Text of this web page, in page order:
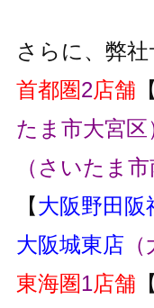
さらに、弊社
首都圏2店舗 【
たま市大宮区
（さいたま市
【大阪野田阪
大阪城東店
東海圏1店舗 【